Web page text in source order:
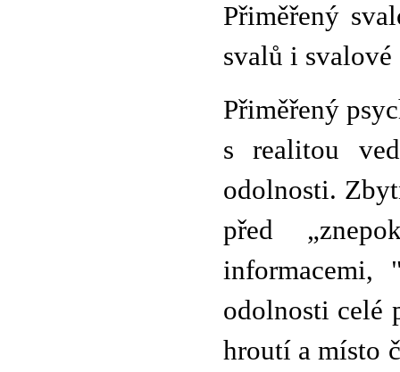
Přiměřený
svalů i
Přiměřený
s realitou
odolnosti.
před
informacemi,
odolnosti celé
hroutí a místo